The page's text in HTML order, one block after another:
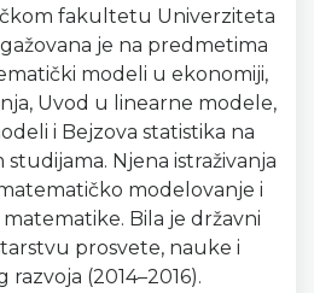
fakultetu Univerziteta
je na predmetima
modeli u ekono­miji,
Uvod u linearne modele,
i Bejzova statistika na
Njena istraživanja
modelovanje i
Bila je državni
prosvete, nauke i
(2014–2016).